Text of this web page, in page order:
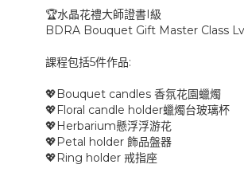
🏆水晶花禮大師證書 級
BDRA Bouquet Gift Master Class
課程包括5件作品:
💖 Bouquet candles 香氛花園蠟燭
💖 Floral candle holder蠟燭台玻璃杯
💖 Herbarium懸浮浮游花
💖 Petal holder 飾品盤器
💖 Ring holder 戒指座